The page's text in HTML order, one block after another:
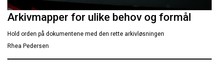
Arkivmapper for ulike behov og formål
Hold orden på dokumentene med den rette arkivløsningen
Rhea Pedersen